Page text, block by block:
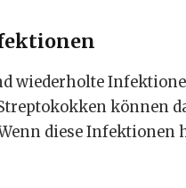
wiederholte
können
diese